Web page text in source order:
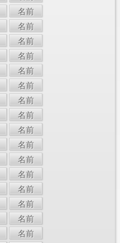
名前
名前
名前
名前
名前
名前
名前
名前
名前
名前
名前
名前
名前
名前
名前
名前